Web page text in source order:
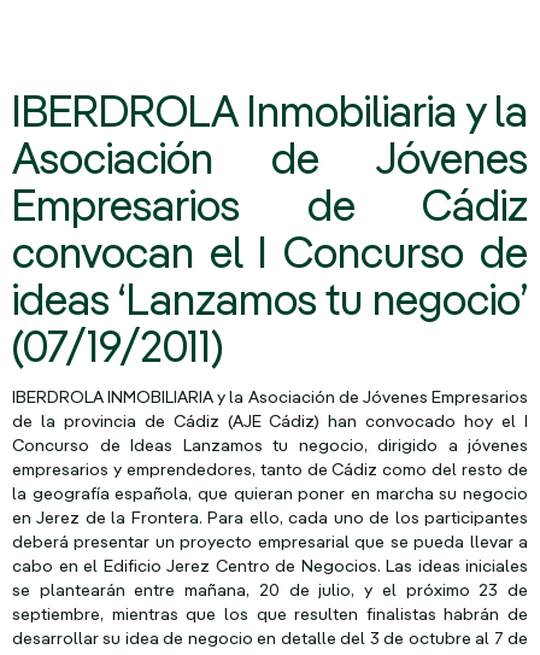
IBERDROLA Inmobiliaria y la
Asociación de Jóvenes
Empresarios de Cádiz
convocan el I Concurso de
ideas ‘Lanzamos tu negocio’
(07/19/2011)
IBERDROLA INMOBILIARIA y la Asociación de Jóvenes Empresarios
de la provincia de Cádiz (AJE Cádiz) han convocado hoy el I
Concurso de Ideas Lanzamos tu negocio, dirigido a jóvenes
empresarios y emprendedores, tanto de Cádiz como del resto de
la geografía española, que quieran poner en marcha su negocio
en Jerez de la Frontera. Para ello, cada uno de los participantes
deberá presentar un proyecto empresarial que se pueda llevar a
cabo en el Edificio Jerez Centro de Negocios. Las ideas iniciales
se plantearán entre mañana, 20 de julio, y el próximo 23 de
septiembre, mientras que los que resulten finalistas habrán de
desarrollar su idea de negocio en detalle del 3 de octubre al 7 de